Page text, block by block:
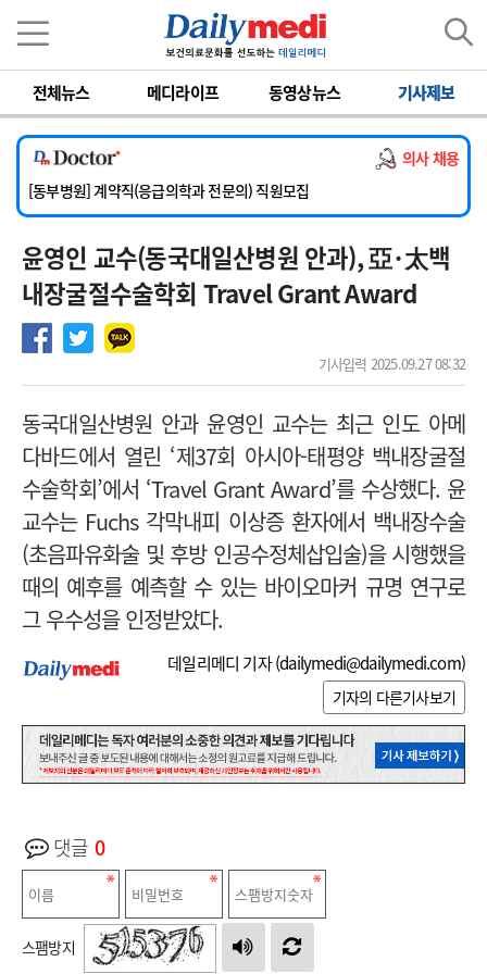
전체뉴스 메디라이프 동영상뉴스 기사제보
의사 채용
[서울아산병원] 2026년 하반기 인턴 모집
[영남대학교의료원] 마취통증의학과 임기제 임상의사 채용
[충남대학교병원] 소아청소년과(소아응급전담) 계약직 의사 공개채용
[동부병원] 계약직(응급의학과 전문의) 직원모집
[이대목동병원] 하반기 전공의(레지던트1년차) 모집
[서울아산병원] 2026년 하반기 인턴 모집
[영남대학교의료원] 마취통증의학과 임기제 임상의사 채용
윤영인 교수(동국대일산병원 안과), 亞·太백
내장굴절수술학회 Travel Grant Award
기사입력 2025.09.27 08:32
동국대일산병원 안과 윤영인 교수는 최근 인도 아메
다바드에서 열린 ‘제37회 아시아-태평양 백내장굴절
수술학회’에서 ‘Travel Grant Award’를 수상했다. 윤
교수는 Fuchs 각막내피 이상증 환자에서 백내장수술
(초음파유화술 및 후방 인공수정체삽입술)을 시행했을
때의 예후를 예측할 수 있는 바이오마커 규명 연구로
그 우수성을 인정받았다.
데일리메디 기자 (dailymedi@dailymedi.com)
기자의 다른기사보기
댓글 0
스팸방지